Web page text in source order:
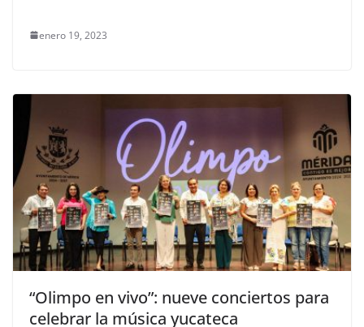
enero 19, 2023
“Olimpo en vivo”: nueve conciertos para
celebrar la música yucateca